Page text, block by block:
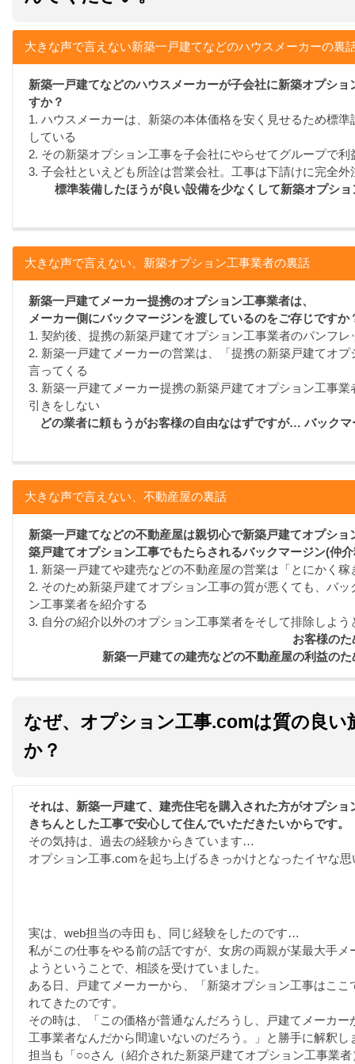
大きな声で言えない新築一戸建てなどのハウスメーカーの裏
新築一戸建てなどのハウスメーカーが子会社に新築オプシ
すか？
1. ハウスメーカーは、新築の本体価格を安く見せるため標
している
2. その新築オプション工事を子会社にやらせてグループで利
3. 子会社といえども所詮は営業会社。工事は下請けに完全外
標準装備したほうが良い設備を少なくして新築オプシ
大きな声で言えない、新築オプション工事業者の裏話
新築一戸建てメーカー提携のオプション工事業者は、
メーカー側にバックマージンを渡しているのをご存じですか
1. 契約後、提携の新築戸建てオプション工事業者のパンフ
2. 新築一戸建てメーカーの営業は、「提携の新築戸建てオ
言ってくる
3. 新築一戸建てメーカー提携の新築戸建てオプション工事
引きをしない
どの業者に頼もうがお客様の自由なはずですが… バック
大きな声で言えない、不動産屋の裏話
新築一戸建てなどの不動産屋は親切心で新築戸建てオプシ
築戸建てオプション工事でもたらされるバックマージン(仲
1. 新築一戸建てや建売などの不動産屋の営業は「とにかく
2. そのため新築戸建てオプション工事の質が悪くても、バ
ン工事業者を紹介する
3. 自分の紹介以外のオプション工事業者をそして排除しよう
お客様の
新築一戸建ての建売などの不動産屋の利益の
なぜ、オプション工事.comは質の良い
か？
それは、新築一戸建て、建売住宅を購入された方がオプシ
きちんとした工事で安心して住んでいただきたいからです。
その気持は、過去の経験からきています…
オプション工事.comを起ち上げるきっかけとなったイヤな
実は、web担当の寺田も、同じ経験をしたのです…
私がこの仕事をやる前の話ですが、女房の両親が某最大手
ようということで、相談を受けていました。
ある日、戸建てメーカーから、「新築オプション工事はこ
れてきたのです。
その時は、「この価格が普通なんだろうし、戸建てメーカ
工事業者なんだから間違いないのだろう。」と勝手に解釈し
担当も「○○さん（紹介された新築戸建てオプション工事業